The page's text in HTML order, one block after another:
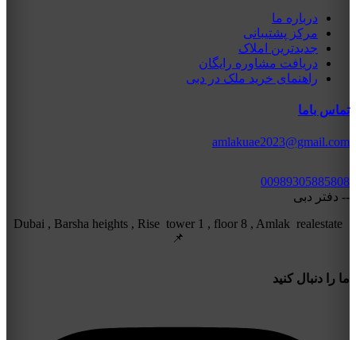
درباره ما
مرکز پشتیبانی
جدیدترین املاک
دریافت مشاوره رایگان
راهنمای خرید ملک در دبی
تماس باما
amlakuae2023@gmail.com
00989305885808
-- دفتر دبی
Dubai , Barsha heights , Rise tower 1 , floor 8 , Amlak realestate
📌
ما را دنبال کنید